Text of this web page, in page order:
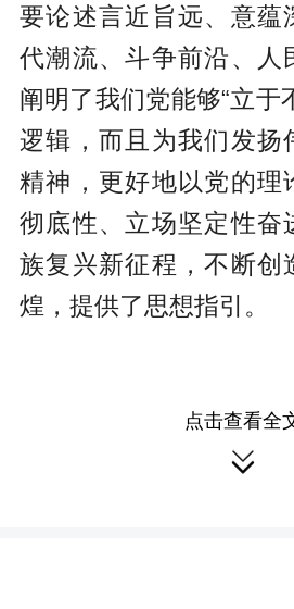
要论述言近旨远、意蕴
代潮流、斗争前沿、人
阐明了我们党能够“立于
逻辑，而且为我们发扬
精神，更好地以党的理
彻底性、立场坚定性奋
族复兴新征程，不断创
煌，提供了思想指引。
站在时代潮流最前
理论把握历史发展规律
点击查看全
